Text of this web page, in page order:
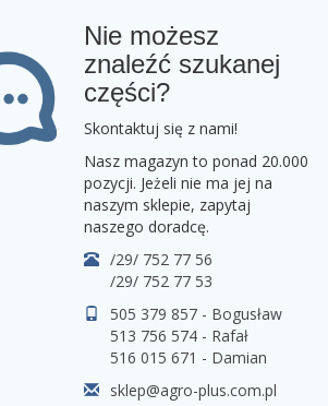
Nie możesz
znaleźć szukanej
części?
Skontaktuj się z nami!
Nasz magazyn to ponad 20.000
pozycji. Jeżeli nie ma jej na
naszym sklepie, zapytaj
naszego doradcę.
/29/ 752 77 56
/29/ 752 77 53
505 379 857 - Bogusław
513 756 574 - Rafał
516 015 671 - Damian
sklep@agro-plus.com.pl